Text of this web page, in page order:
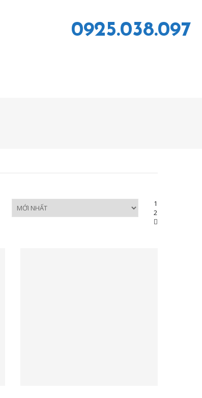
0925.038.097
1
2